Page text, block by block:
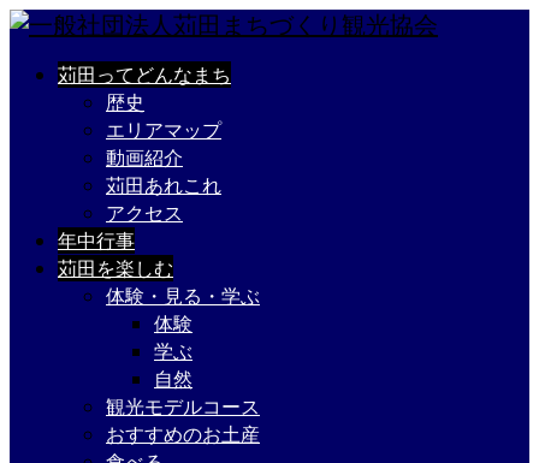
苅田ってどんなまち
歴史
エリアマップ
動画紹介
苅田あれこれ
アクセス
年中行事
苅田を楽しむ
体験・見る・学ぶ
体験
学ぶ
自然
観光モデルコース
おすすめのお土産